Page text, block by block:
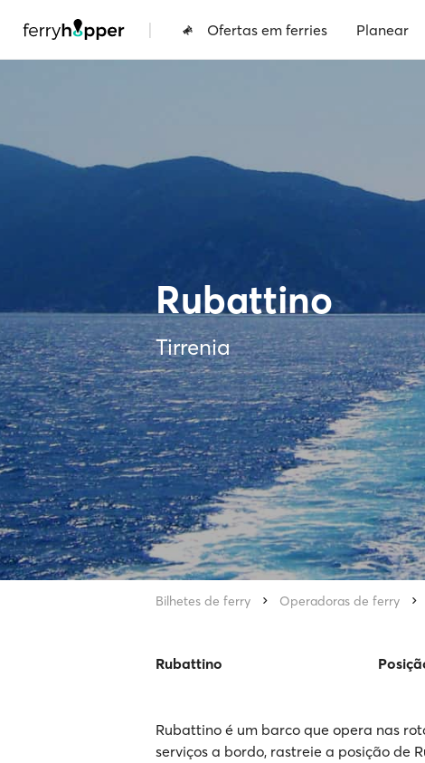
| Ofertas em ferries Planear
Rubattino
Tirrenia
Bilhetes de ferry Operadoras de ferry
Rubattino
Rubattino é um barco que opera nas
serviços a bordo, rastreie a posição de